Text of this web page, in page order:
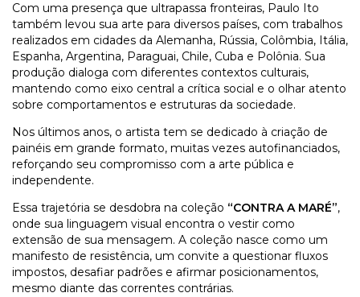
Com uma presença que ultrapassa fronteiras, Paulo Ito
também levou sua arte para diversos países, com trabalhos
realizados em cidades da Alemanha, Rússia, Colômbia, Itália,
Espanha, Argentina, Paraguai, Chile, Cuba e Polônia. Sua
produção dialoga com diferentes contextos culturais,
mantendo como eixo central a crítica social e o olhar atento
sobre comportamentos e estruturas da sociedade.
Nos últimos anos, o artista tem se dedicado à criação de
painéis em grande formato, muitas vezes autofinanciados,
reforçando seu compromisso com a arte pública e
independente.
Essa trajetória se desdobra na coleção “CONTRA A MARÉ”,
onde sua linguagem visual encontra o vestir como
extensão de sua mensagem. A coleção nasce como um
manifesto de resistência, um convite a questionar fluxos
impostos, desafiar padrões e afirmar posicionamentos,
mesmo diante das correntes contrárias.